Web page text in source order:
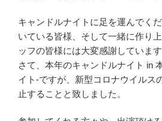
キャンドルナイトに足を運んでく
いている皆様、そして一緒に作り
ッフの皆様には大変感謝しています
さて、本年のキャンドルナイト in
イト-ですが、新型コロナウイルス
止することと致しました。